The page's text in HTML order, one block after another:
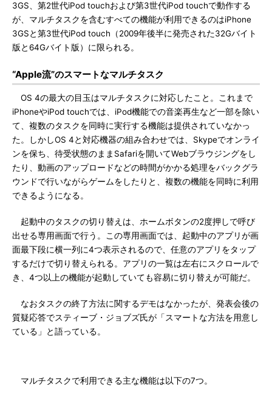
3GS、第2世代iPod touchおよび第3世代iPod touchで動作する
が、マルチタスクを含むすべての機能が利用できるのはiPhone
3GSと第3世代iPod touch（2009年後半に発売された32Gバイト
版と64Gバイト版）に限られる。
“Apple流”のスマートなマルチタスク
OS 4の最大の目玉はマルチタスクに対応したこと。これまで
iPhoneやiPod touchでは、iPod機能での音楽再生など一部を除い
て、複数のタスクを同時に実行する機能は提供されていなかっ
た。しかしOS 4と対応機器の組み合わせでは、Skypeでオンライ
ンを保ち、待受状態のままSafariを開いてWebブラウジングをし
たり、動画のアップロードなどの時間がかかる処理をバックグラ
ウンドで行いながらゲームをしたりと、複数の機能を同時に利用
できるようになる。
起動中のタスクの切り替えは、ホームボタンの2度押しで呼び
出せる専用画面で行う。この専用画面では、起動中のアプリが画
面最下段に横一列に4つ表示されるので、任意のアプリをタップ
するだけで切り替えられる。アプリの一覧は左右にスクロールで
き、4つ以上の機能が起動していても容易に切り替えが可能だ。
なおタスクの終了方法に関するデモはなかったが、発表会後の
質疑応答でスティーブ・ジョブズ氏が「スマートな方法を用意し
ている」と語っている。
マルチタスクで利用できる主な機能は以下の7つ。